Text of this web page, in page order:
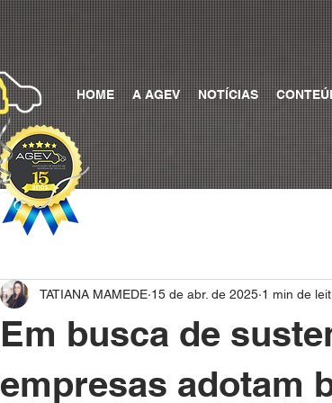
HOME A AGEV NOTÍCIAS
Em busca de
empresas adotam
TATIANA MAMEDE 15 de abr. de 2025 1 min de